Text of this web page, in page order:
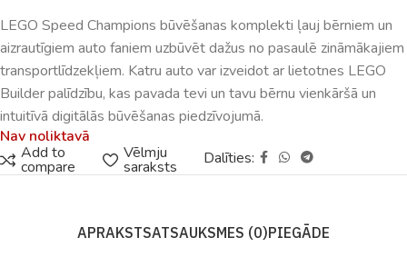
LEGO Speed Champions būvēšanas komplekti ļauj bērniem un
aizrautīgiem auto faniem uzbūvēt dažus no pasaulē zināmākajiem
transportlīdzekļiem. Katru auto var izveidot ar lietotnes LEGO
Builder palīdzību, kas pavada tevi un tavu bērnu vienkāršā un
intuitīvā digitālās būvēšanas piedzīvojumā.
Nav noliktavā
Add to
compare
Vēlmju
saraksts Dalīties:
APRAKSTSATSAUKSMES (0)PIEGĀDE